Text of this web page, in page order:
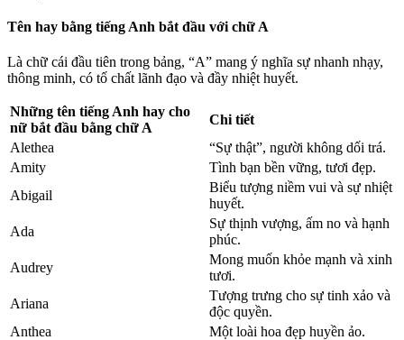
Tên hay bằng tiếng Anh bắt đầu với chữ A
Là chữ cái đầu tiên trong bảng, “A” mang ý nghĩa sự nhanh nhạy,
thông minh, có tố chất lãnh đạo và đầy nhiệt huyết.
Những tên tiếng Anh hay cho
nữ bắt đầu bằng chữ A
Chi tiết
Alethea
“Sự thật”, người không dối trá.
Amity
Tình bạn bền vững, tươi đẹp.
Abigail
Biểu tượng niềm vui và sự nhiệt
huyết.
Ada
Sự thịnh vượng, ấm no và hạnh
phúc.
Audrey
Mong muốn khỏe mạnh và xinh
tươi.
Ariana
Tượng trưng cho sự tinh xảo và
độc quyền.
Anthea
Một loài hoa đẹp huyền ảo.